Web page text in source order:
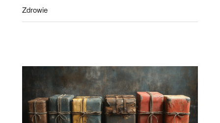
Zdrowie